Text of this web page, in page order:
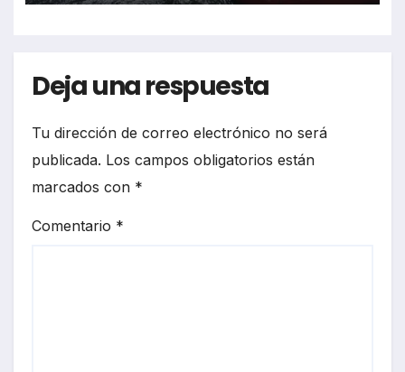
Deja una respuesta
Tu dirección de correo electrónico no será
publicada. Los campos obligatorios están
marcados con *
Comentario *